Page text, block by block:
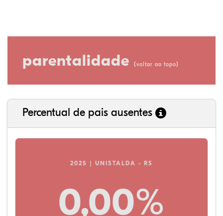
parentalidade (voltar ao topo)
Percentual de pais ausentes
2025 | UNISTALDA - RS
0,00%